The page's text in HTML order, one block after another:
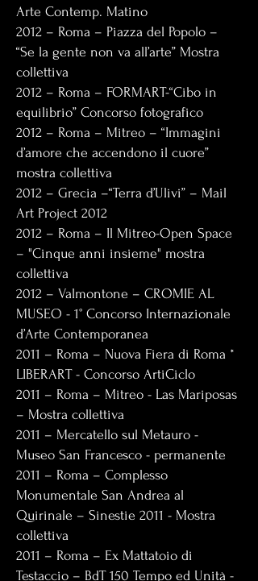
Arte Contemp. Matino
2012 – Roma – Piazza del Popolo –
“Se la gente non va all’arte” Mostra
collettiva
2012 – Roma – FORMART-“Cibo in
equilibrio” Concorso fotografico
2012 – Roma – Mitreo – “Immagini
d’amore che accendono il cuore”
mostra collettiva
2012 – Grecia –“Terra d’Ulivi” – Mail
Art Project 2012
2012 – Roma – Il Mitreo-Open Space
– "Cinque anni insieme" mostra
collettiva
2012 – Valmontone – CROMIE AL
MUSEO - 1° Concorso Internazionale
d’Arte Contemporanea
2011 – Roma – Nuova Fiera di Roma *
LIBERART - Concorso ArtiCiclo
2011 – Roma – Mitreo - Las Mariposas
– Mostra collettiva
2011 – Mercatello sul Metauro -
Museo San Francesco - permanente
2011 – Roma – Complesso
Monumentale San Andrea al
Quirinale – Sinestie 2011 - Mostra
collettiva
2011 – Roma – Ex Mattatoio di
Testaccio – BdT 150 Tempo ed Unità -